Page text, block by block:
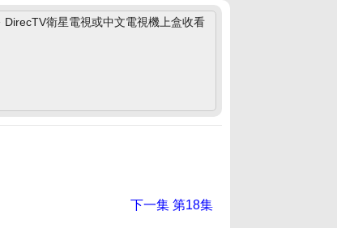
衛星電視或中文電視機上盒收看
下一集第18集